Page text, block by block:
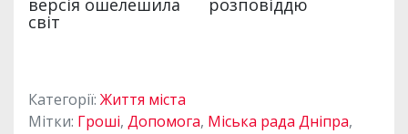
Категорії: Життя міста
Мітки: Гроші, Допомога, Міська рада Дніпра,